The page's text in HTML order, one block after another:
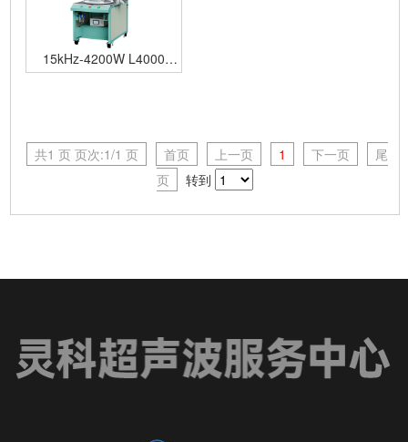
15kHz-4200W L4000
Standard 灵科超声波智能
共1 页 页次:1/1 页 首页 上一页 1 下一页
尾
页
转到